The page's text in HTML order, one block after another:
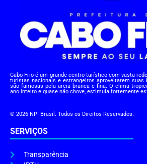
Cabo Frio é um grande centro turístico com vasta
turistas nacionais e estrangeiros aproveitarem suas
são famosas pela areia branca e fina. O clima
ano inteiro e quase não chove, estimula fortemente
© 2026 NPI Brasil. Todos os Direitos Reservados.
SERVIÇOS
Transparência